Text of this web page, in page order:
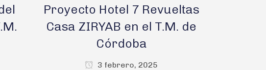
Proyecto Hotel 7 Revueltas
Casa ZIRYAB en el T.M. de
Córdoba
3 febrero, 2025